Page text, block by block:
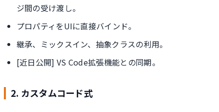
ジ間の受け渡し。
プロパティをUIに直接バインド。
継承、ミックスイン、抽象クラスの利用。
[近日公開] VS Code拡張機能との同期。
2. カスタムコード式